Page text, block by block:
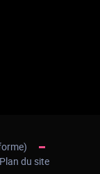
Plan du site